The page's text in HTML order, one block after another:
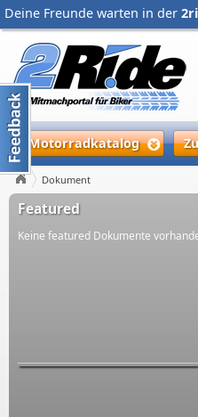
Deine Freunde warten in der
Motorradkatalog
Dokument
Featured
Keine featured Dokumente